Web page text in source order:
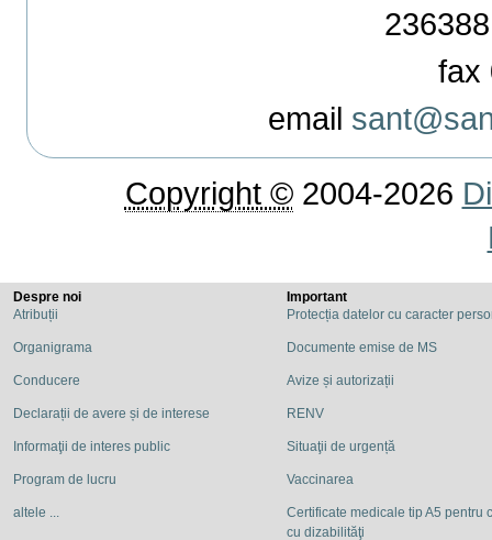
fax
email
Copyright ©2004-2026
Despre noi
Atribuții
Organigrama
Conducere
Declarații de avere și de interese
Informaţii de interes public
Program de lucru
altele ...
Important
Protecția datelor cu caracter
Documente emise de MS
Avize și autorizații
RENV
Situaţii de urgență
Vaccinarea
Certificate medicale tip A5 pentru
cu dizabilităţi